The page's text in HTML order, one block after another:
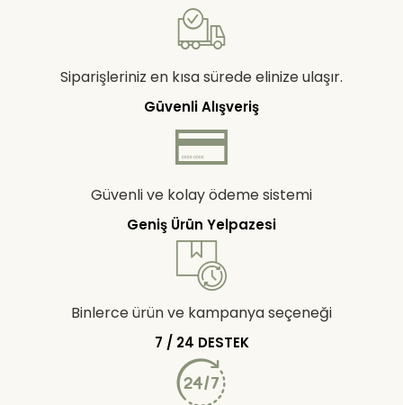
Siparişleriniz en kısa sürede elinize ulaşır.
Güvenli Alışveriş
Güvenli ve kolay ödeme sistemi
Geniş Ürün Yelpazesi
Binlerce ürün ve kampanya seçeneği
7 / 24 DESTEK